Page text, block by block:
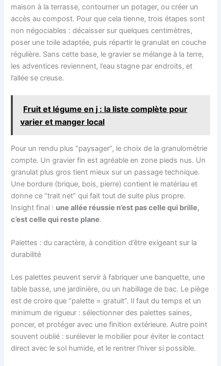
maison à la terrasse, contourner un potager, ou créer un
accès au compost. Pour que cela tienne, trois étapes sont
non négociables : décaisser sur quelques centimètres,
poser une toile adaptée, puis répartir le granulat en couche
régulière. Sans cette base, le gravier se mélange à la terre,
les adventices reviennent, l’eau stagne par endroits, et
l’allée se creuse.
Fruit et légume en j : la liste complète pour
varier et manger local
Pour un rendu plus “paysager”, le choix de la granulométrie
compte. Un gravier fin est agréable en zone pieds nus. Un
granulat plus gros tient mieux sur un passage technique.
Une bordure (brique, bois, pierre) contient le matériau et
donne ce “trait net” qui fait tout de suite plus propre.
Insight final : une allée réussie n’est pas celle qui brille,
c’est celle qui reste plane.
Palettes : du caractère, à condition d’être exigeant sur la
durabilité
Les palettes peuvent servir à fabriquer une banquette, une
table basse, une jardinière, ou un habillage de bac. Le piège
est de croire que “palette = gratuit”. Il faut du temps et un
minimum de rigueur : sélectionner des palettes saines,
poncer, et protéger avec une finition extérieure. Autre point
souvent oublié : surélever le mobilier pour éviter le contact
direct avec le sol humide, et le rentrer l’hiver si possible.